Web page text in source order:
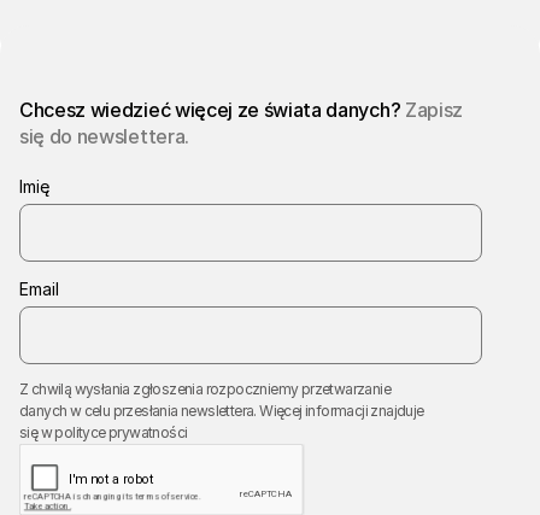
Chcesz wiedzieć więcej ze świata danych? Zapisz
się do newslettera.
Imię
Email
Z chwilą wysłania zgłoszenia rozpoczniemy przetwarzanie
danych w celu przesłania newslettera. Więcej informacji znajduje
się wpolityce prywatności